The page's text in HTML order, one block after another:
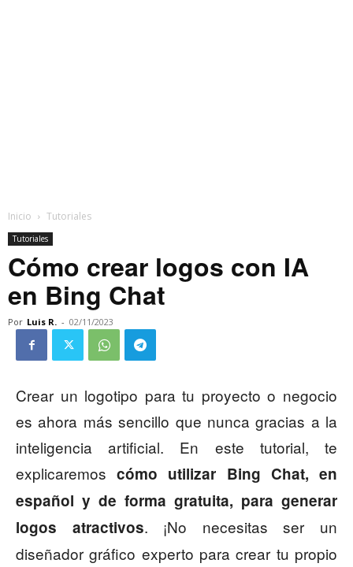
Inicio Tutoriales
Tutoriales
Cómo crear logos con IA
en Bing Chat
Por Luis R. - 02/11/2023
Crear un logotipo para tu proyecto o negocio
es ahora más sencillo que nunca gracias a la
inteligencia artificial. En este tutorial, te
explicaremos cómo utilizar Bing Chat, en
español y de forma gratuita, para generar
logos atractivos. ¡No necesitas ser un
diseñador gráfico experto para crear tu propio